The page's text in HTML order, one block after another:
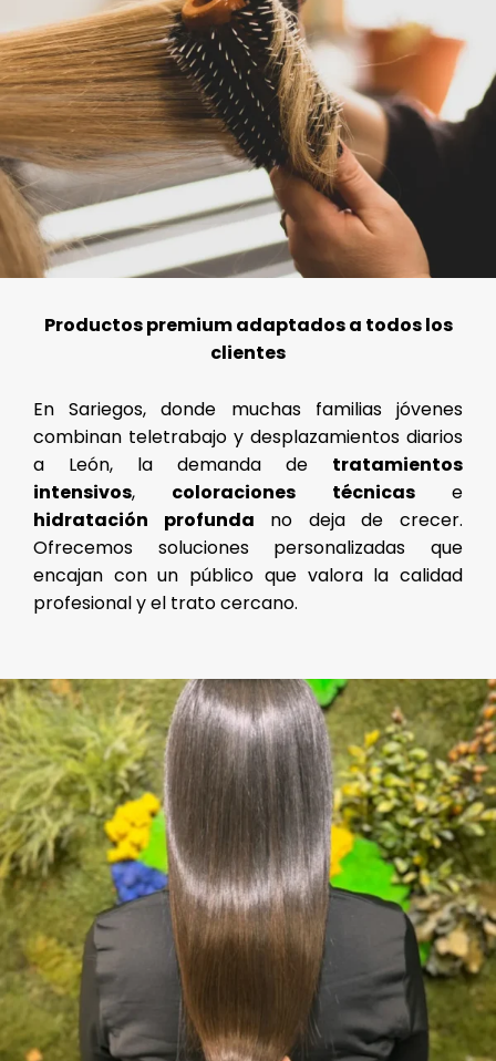
Productos premium adaptados a todos los
clientes
En Sariegos, donde muchas familias jóvenes
combinan teletrabajo y desplazamientos diarios
a León, la demanda de tratamientos
intensivos, coloraciones técnicase
hidratación profunda no deja de crecer.
Ofrecemos soluciones personalizadas que
encajan con un público que valora la calidad
profesional y el trato cercano.